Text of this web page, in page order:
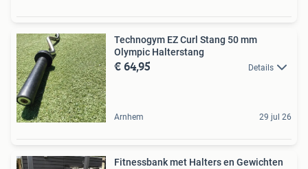
Technogym EZ Curl Stang 50 mm
Olympic Halterstang
€ 64,95 Details
Arnhem 29 jul 26
Fitnessbank met Halters en Gewichten